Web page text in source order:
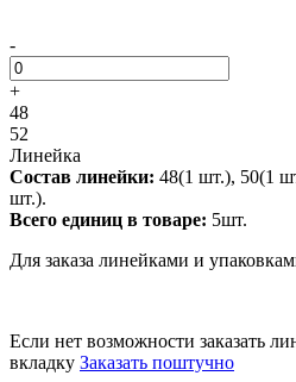
-
+
48
52
Линейка
Состав линейки: 48(1 шт.), 50(1
шт.).
Всего единиц в товаре: 5шт.
Для заказа линейками и
Если нет возможности заказать
вкладку Заказать поштучно